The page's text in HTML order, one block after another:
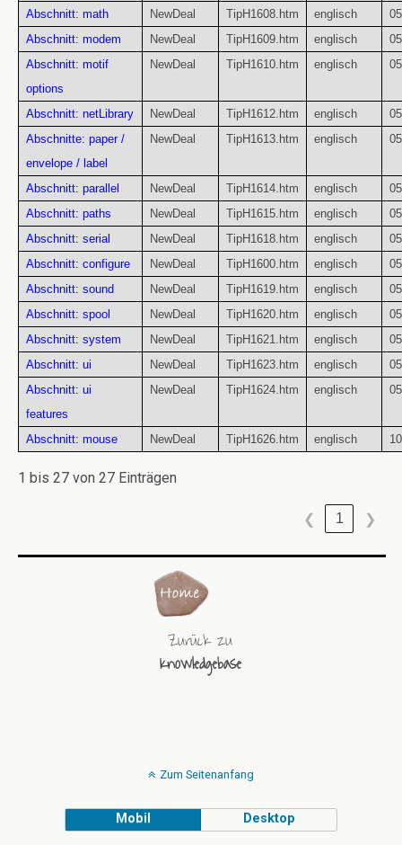
Abschnitt: math NewDeal TipH1608.htm englisch
Abschnitt: modem
NewDeal TipH1609.htm englisch
Abschnitt: motif
options
NewDeal TipH1610.htm englisch
Abschnitt: netLibrary NewDeal TipH1612.htm englisch
Abschnitte: paper /
envelope / label
NewDeal TipH1613.htm englisch
Abschnitt: parallel NewDeal TipH1614.htm englisch
Abschnitt: paths
NewDeal TipH1615.htm englisch
Abschnitt: serial
NewDeal TipH1618.htm englisch
Abschnitt: configure
NewDeal TipH1600.htm englisch
Abschnitt: sound
NewDeal TipH1619.htm englisch
Abschnitt: spool
NewDeal TipH1620.htm englisch
Abschnitt: system
NewDeal TipH1621.htm englisch
Abschnitt: ui
NewDeal TipH1623.htm englisch
Abschnitt: ui
features
NewDeal TipH1624.htm englisch
Abschnitt: mouse NewDeal TipH1626.htm englisch
1 bis 27 von 27 Einträgen
❮ 1 ❯
Zurück zu
Knowledgebase
Zum Seitenanfang
Mobil Desktop